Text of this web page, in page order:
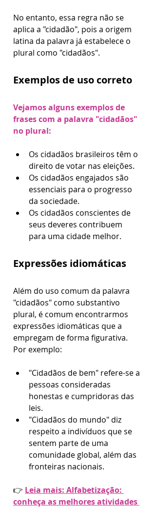
No entanto, essa regra não se
aplica a "cidadão", pois a origem
latina da palavra já estabelece o
plural como "cidadãos".
Exemplos de uso correto
Vejamos alguns exemplos de
frases com a palavra "cidadãos"
no plural:
Os cidadãos brasileiros têm o
direito de votar nas eleições.
Os cidadãos engajados são
essenciais para o progresso
da sociedade.
Os cidadãos conscientes de
seus deveres contribuem
para uma cidade melhor.
Expressões idiomáticas
Além do uso comum da palavra
"cidadãos" como substantivo
plural, é comum encontrarmos
expressões idiomáticas que a
empregam de forma figurativa.
Por exemplo:
"Cidadãos de bem" refere-se a
pessoas consideradas
honestas e cumpridoras das
leis.
"Cidadãos do mundo" diz
respeito a indivíduos que se
sentem parte de uma
comunidade global, além das
fronteiras nacionais.
👉 Leia mais: Alfabetização:
conheça as melhores atividades